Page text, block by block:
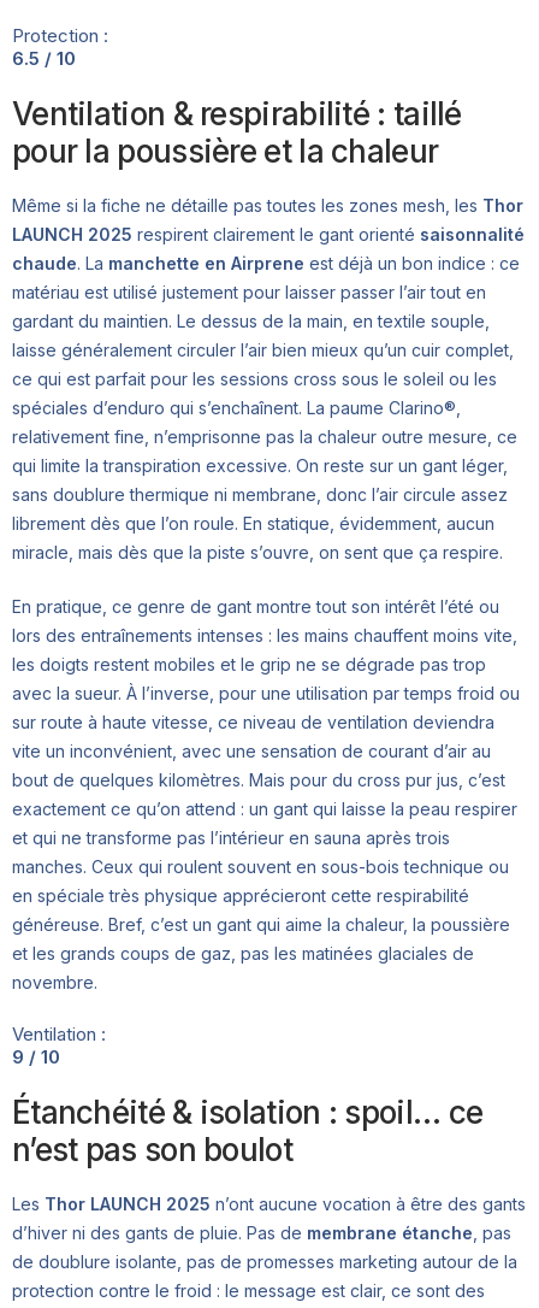
Protection :
6.5 / 10
Ventilation & respirabilité : taillé
pour la poussière et la chaleur
Même si la fiche ne détaille pas toutes les zones mesh, les Thor
LAUNCH 2025 respirent clairement le gant orienté saisonnalité
chaude. La manchette en Airprene est déjà un bon indice : ce
matériau est utilisé justement pour laisser passer l’air tout en
gardant du maintien. Le dessus de la main, en textile souple,
laisse généralement circuler l’air bien mieux qu’un cuir complet,
ce qui est parfait pour les sessions cross sous le soleil ou les
spéciales d’enduro qui s’enchaînent. La paume Clarino®,
relativement fine, n’emprisonne pas la chaleur outre mesure, ce
qui limite la transpiration excessive. On reste sur un gant léger,
sans doublure thermique ni membrane, donc l’air circule assez
librement dès que l’on roule. En statique, évidemment, aucun
miracle, mais dès que la piste s’ouvre, on sent que ça respire.
En pratique, ce genre de gant montre tout son intérêt l’été ou
lors des entraînements intenses : les mains chauffent moins vite,
les doigts restent mobiles et le grip ne se dégrade pas trop
avec la sueur. À l’inverse, pour une utilisation par temps froid ou
sur route à haute vitesse, ce niveau de ventilation deviendra
vite un inconvénient, avec une sensation de courant d’air au
bout de quelques kilomètres. Mais pour du cross pur jus, c’est
exactement ce qu’on attend : un gant qui laisse la peau respirer
et qui ne transforme pas l’intérieur en sauna après trois
manches. Ceux qui roulent souvent en sous-bois technique ou
en spéciale très physique apprécieront cette respirabilité
généreuse. Bref, c’est un gant qui aime la chaleur, la poussière
et les grands coups de gaz, pas les matinées glaciales de
novembre.
Ventilation :
9 / 10
Étanchéité & isolation : spoil… ce
n’est pas son boulot
Les Thor LAUNCH 2025 n’ont aucune vocation à être des gants
d’hiver ni des gants de pluie. Pas de membrane étanche , pas
de doublure isolante, pas de promesses marketing autour de la
protection contre le froid : le message est clair, ce sont des